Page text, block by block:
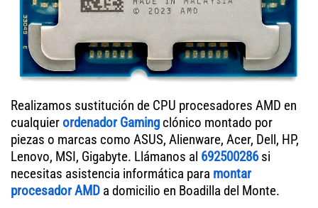
Realizamos sustitución de CPU procesadores AMD en
cualquierordenador Gaming clónico montado por
piezas o marcas como ASUS, Alienware, Acer, Dell, HP,
Lenovo, MSI, Gigabyte. Llámanos al 692500286si
necesitas asistencia informática para montar
procesador AMD a domicilio en Boadilla del Monte.